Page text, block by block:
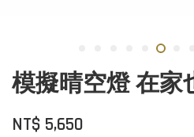
模擬晴空燈 在家
NT$ 5,650